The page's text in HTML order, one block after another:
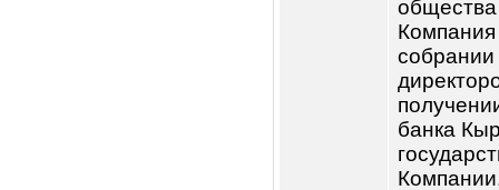
15.